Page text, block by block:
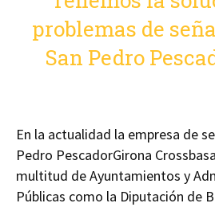
problemas de
San Pedro
En la actualidad la empresa de
Pedro PescadorGirona
multitud de Ayuntamientos y
Públicas como la Diputación de